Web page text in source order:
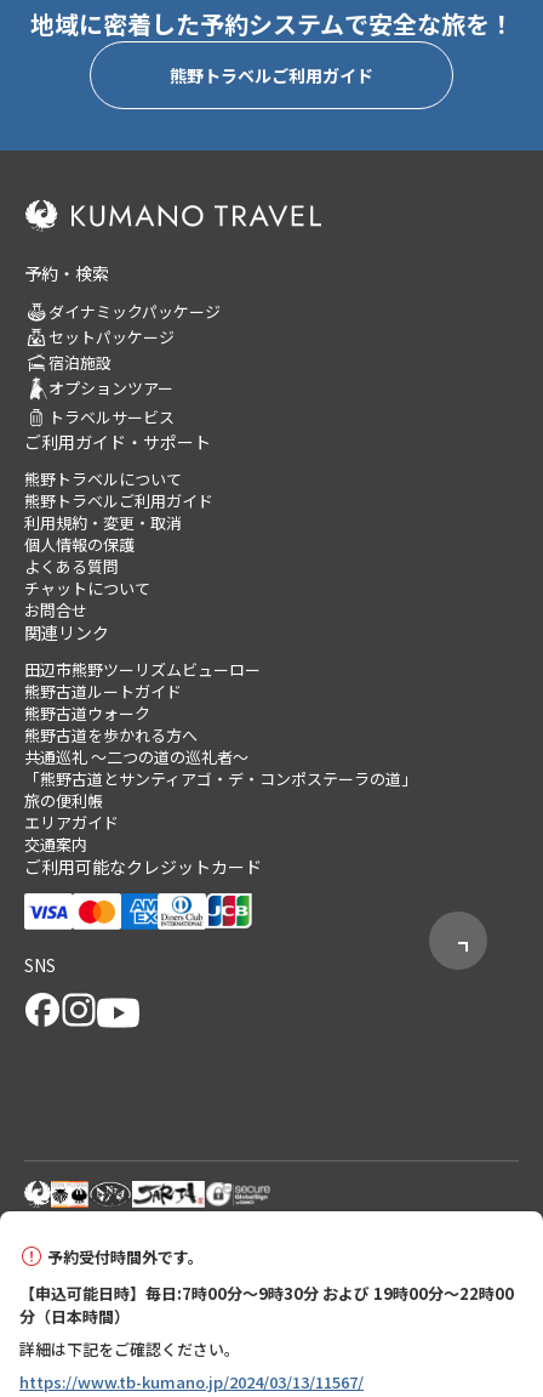
予約受付時間外です。
【申込可能日時】毎日:7時00分～9時30分 および 19時00分～22時00
分（日本時間）
詳細は下記をご確認ください。
https://www.tb-kumano.jp/2024/03/13/11567/
地域に密着した予約システムで安全な旅を！
熊野トラベルご利用ガイド
予約・検索
ダイナミックパッケージ
セットパッケージ
宿泊施設
オプションツアー
トラベルサービス
ご利用ガイド・サポート
熊野トラベルについて
熊野トラベルご利用ガイド
利用規約・変更・取消
個人情報の保護
よくある質問
チャットについて
お問合せ
関連リンク
田辺市熊野ツーリズムビューロー
熊野古道ルートガイド
熊野古道ウォーク
熊野古道を歩かれる方へ
共通巡礼 ～二つの道の巡礼者～
「熊野古道とサンティアゴ・デ・コンポステーラの道」
旅の便利帳
エリアガイド
交通案内
ご利用可能なクレジットカード
SNS